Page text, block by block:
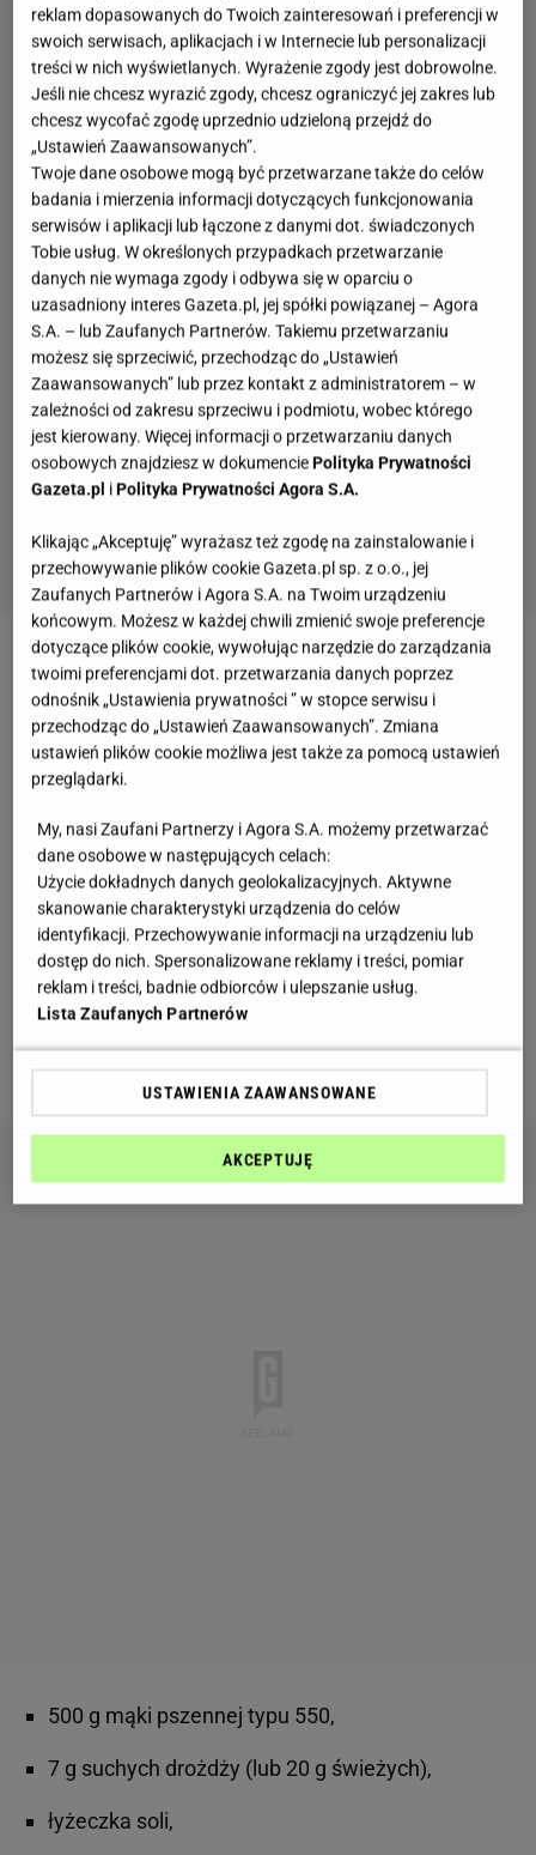
Zobacz wideoChlebek dyniowy. Prosty, szybki, a w
smaku... Poezja!
Chlebki marokańskie. Przepis na idealną bazę do
aromatycznego farszu
Podstawą jestciasto drożdżowe, które po krótkim
wyrastaniu łatwo formuje się w placki.Smażone na
suchej patelni zyskują wyjątkową strukturę i
aromat.To świetna baza do wszelkiego rodzaju
nadzień, od mięsa po wegetariańskie dodatki.
Składniki na ciasto:
500 g mąki pszennej typu 550,
7 g suchych drożdży (lub 20 g świeżych),
łyżeczka soli,
reklam dopasowanych do Twoich zainteresowań i preferencji w
swoich serwisach, aplikacjach i w Internecie lub personalizacji
treści w nich wyświetlanych. Wyrażenie zgody jest dobrowolne.
Jeśli nie chcesz wyrazić zgody, chcesz ograniczyć jej zakres lub
chcesz wycofać zgodę uprzednio udzieloną przejdź do
„Ustawień Zaawansowanych”.
Twoje dane osobowe mogą być przetwarzane także do celów
badania i mierzenia informacji dotyczących funkcjonowania
serwisów i aplikacji lub łączone z danymi dot. świadczonych
Tobie usług. W określonych przypadkach przetwarzanie
danych nie wymaga zgody i odbywa się w oparciu o
uzasadniony interes Gazeta.pl, jej spółki powiązanej – Agora
S.A. – lub Zaufanych Partnerów. Takiemu przetwarzaniu
możesz się sprzeciwić, przechodząc do „Ustawień
Zaawansowanych” lub przez kontakt z administratorem – w
zależności od zakresu sprzeciwu i podmiotu, wobec którego
jest kierowany. Więcej informacji o przetwarzaniu danych
osobowych znajdziesz w dokumenciePolityka Prywatności
Gazeta.pl iPolityka Prywatności Agora S.A.
Klikając „Akceptuję” wyrażasz też zgodę na zainstalowanie i
przechowywanie plików cookie Gazeta.pl sp. z o.o., jej
Zaufanych Partnerów i Agora S.A. na Twoim urządzeniu
końcowym. Możesz w każdej chwili zmienić swoje preferencje
dotyczące plików cookie, wywołując narzędzie do zarządzania
twoimi preferencjami dot. przetwarzania danych poprzez
odnośnik „Ustawienia prywatności ” w stopce serwisu i
przechodząc do „Ustawień Zaawansowanych”. Zmiana
ustawień plików cookie możliwa jest także za pomocą ustawień
przeglądarki.
My, nasi Zaufani Partnerzy i Agora S.A. możemy przetwarzać
dane osobowe w następujących celach:
Użycie dokładnych danych geolokalizacyjnych. Aktywne
skanowanie charakterystyki urządzenia do celów
identyfikacji. Przechowywanie informacji na urządzeniu lub
dostęp do nich. Spersonalizowane reklamy i treści, pomiar
reklam i treści, badnie odbiorców i ulepszanie usług.
Lista Zaufanych Partnerów
USTAWIENIA ZAAWANSOWANE
AKCEPTUJĘ